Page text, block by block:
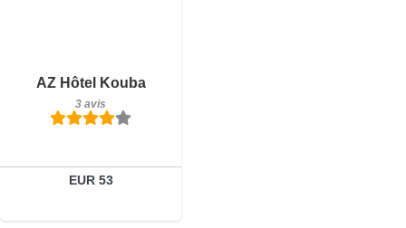
AZ Hôtel Kouba
3 avis
EUR 53
Détails
Réserver